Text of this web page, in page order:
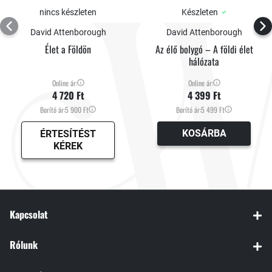
nincs készleten
David Attenborough
Élet a Földön
Online ár:
4 720 Ft
Borító ár:5 900 Ft
ÉRTESÍTÉST
KÉREK
Készleten
David Attenborough
Az élő bolygó – A földi élet
hálózata
Online ár:
4 399 Ft
Borító ár:5 499 Ft
KOSÁRBA
Kapcsolat
Rólunk